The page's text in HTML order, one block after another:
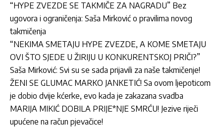
“HYPE ZVEZDE SE TAKMIČE ZA NAGRADU” Bez
ugovora i ograničenja: Saša Mirković o pravilima novog
takmičenja
“NEKIMA SMETAJU HYPE ZVEZDE, A KOME SMETAJU
OVI ŠTO SJEDE U ŽIRIJU U KONKURENTSKOJ PRIČI?”
Saša Mirković: Svi su se sada prijavili za naše takmičenje!
ŽENI SE GLUMAC MARKO JANKETIĆ! Sa ovom ljepoticom
je dobio dvije kćerke, evo kada je zakazana svadba
MARIJA MIKIĆ DOBILA PRIJE*NJE SMRĆU! Jezive riječi
upućene na račun pjevačice!